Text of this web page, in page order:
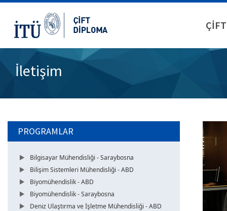
İletişim
PROGRAMLAR
Bilgisayar Mühendisliği - Saraybosna
Bilişim Sistemleri Mühendisliği - ABD
Biyomühendislik - ABD
Biyomühendislik - Saraybosna
Deniz Ulaştırma ve İşletme Mühendisliği - ABD